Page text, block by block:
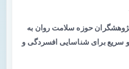
حوزه سلامت روان به
و سریع برای شناسایی افسردگی و